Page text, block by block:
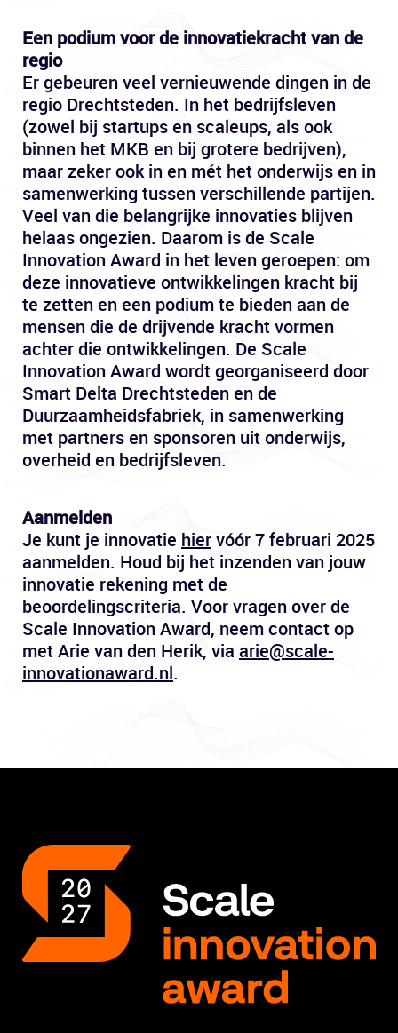
Een podium voor de innovatiekracht van de
regio
Er gebeuren veel vernieuwende dingen in de
regio Drechtsteden. In het bedrijfsleven
(zowel bij startups en scaleups, als ook
binnen het MKB en bij grotere bedrijven),
maar zeker ook in en mét het onderwijs en in
samenwerking tussen verschillende partijen.
Veel van die belangrijke innovaties blijven
helaas ongezien. Daarom is de Scale
Innovation Award in het leven geroepen: om
deze innovatieve ontwikkelingen kracht bij
te zetten en een podium te bieden aan de
mensen die de drijvende kracht vormen
achter die ontwikkelingen. De Scale
Innovation Award wordt georganiseerd door
Smart Delta Drechtsteden en de
Duurzaamheidsfabriek, in samenwerking
met partners en sponsoren uit onderwijs,
overheid en bedrijfsleven.
Aanmelden
Je kunt je innovatie hiervóór 7 februari 2025
aanmelden. Houd bij het inzenden van jouw
innovatie rekening met de
beoordelingscriteria. Voor vragen over de
Scale Innovation Award, neem contact op
met Arie van den Herik, via arie@scale-
innovationaward.nl.